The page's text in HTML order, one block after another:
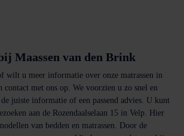
Maassen van den Brink
wilt u meer informatie over onze matrassen in
contact met ons op. We voorzien u zo snel en
juiste informatie of een passend advies. U kunt
aan de Rozendaalselaan 15 in Velp. Hier
van bedden en matrassen. Door de